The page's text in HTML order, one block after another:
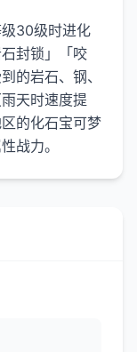
30级时进化
封锁」「咬
的岩石、钢、
天时速度提
的化石宝可梦
战力。